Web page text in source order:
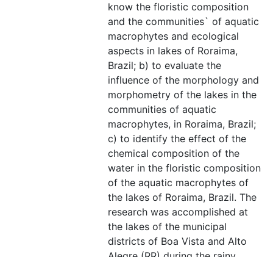
know the floristic composition
and the communities` of aquatic
macrophytes and ecological
aspects in lakes of Roraima,
Brazil; b) to evaluate the
influence of the morphology and
morphometry of the lakes in the
communities of aquatic
macrophytes, in Roraima, Brazil;
c) to identify the effect of the
chemical composition of the
water in the floristic composition
of the aquatic macrophytes of
the lakes of Roraima, Brazil. The
research was accomplished at
the lakes of the municipal
districts of Boa Vista and Alto